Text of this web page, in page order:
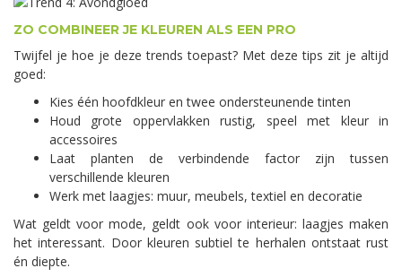
ZO COMBINEER JE KLEUREN ALS EEN PRO
Twijfel je hoe je deze trends toepast? Met deze tips zit je altijd
goed:
Kies één hoofdkleur en twee ondersteunende tinten
Houd grote oppervlakken rustig, speel met kleur in
accessoires
Laat planten de verbindende factor zijn tussen
verschillende kleuren
Werk met laagjes: muur, meubels, textiel en decoratie
Wat geldt voor mode, geldt ook voor interieur: laagjes maken
het interessant. Door kleuren subtiel te herhalen ontstaat rust
én diepte.